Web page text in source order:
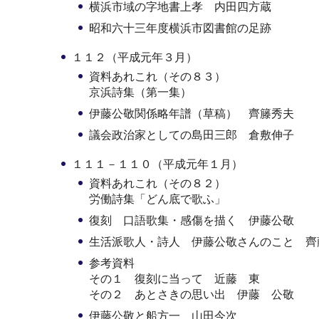
横浜市域の字地書上孝 内田四方蔵
昭和六十三年度横浜市図書館の足跡
１１２（平成元年３月）
資料あれこれ（その８３）
京浜詩集（第一集）
伊藤公敬関係略年譜（草稿） 齊籐秀夫
議会政治家としての島田三郎 倉敷伸子
１１１－１１０（平成元年１月）
資料あれこれ（その８２）
労働詩集「どん底で歌ふ」
復刻 口語歌集・感傷を描く 伊藤公敬
生活派歌人・詩人 伊藤公敬さんのこと 齊
参考資料
その１ 復刻に当って 近藤 東
その２ あとさきの思い出 伊藤 公敬
伊藤公敬と船方一 山田今次